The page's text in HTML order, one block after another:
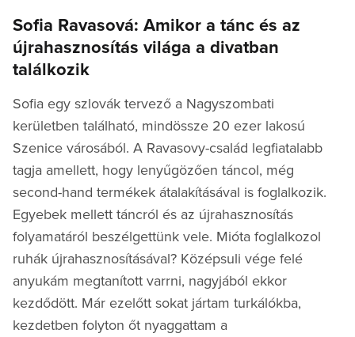
Sofia Ravasová: Amikor a tánc és az
újrahasznosítás világa a divatban
találkozik
Sofia egy szlovák tervező a Nagyszombati
kerületben található, mindössze 20 ezer lakosú
Szenice városából. A Ravasovy-család legfiatalabb
tagja amellett, hogy lenyűgözően táncol, még
second-hand termékek átalakításával is foglalkozik.
Egyebek mellett táncról és az újrahasznosítás
folyamatáról beszélgettünk vele. Mióta foglalkozol
ruhák újrahasznosításával? Középsuli vége felé
anyukám megtanított varrni, nagyjából ekkor
kezdődött. Már ezelőtt sokat jártam turkálókba,
kezdetben folyton őt nyaggattam a